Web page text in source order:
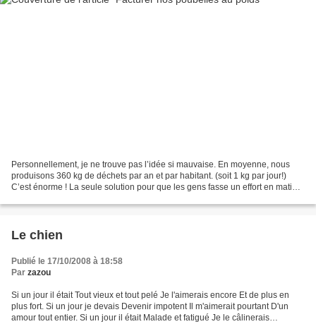
Personnellement, je ne trouve pas l’idée si mauvaise. En moyenne, nous
produisons 360 kg de déchets par an et par habitant. (soit 1 kg par jour!)
C’est énorme ! La seule solution pour que les gens fasse un effort en matière
Le chien
Publié le 17/10/2008 à 18:58
Par zazou
Si un jour il était Tout vieux et tout pelé Je l'aimerais encore Et de plus en
plus fort. Si un jour je devais Devenir impotent Il m'aimerait pourtant D'un
amour tout entier. Si un jour il était Malade et fatigué Je le câlinerais